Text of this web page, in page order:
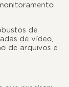
de
de vídeo,
de arquivos e